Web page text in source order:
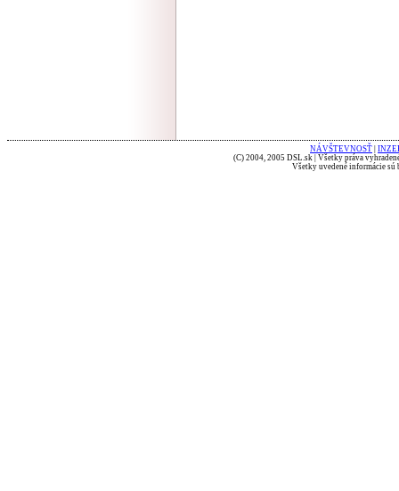
NÁVŠTEVNOSŤ
(C) 2004, 2005 DSL.sk | Všetky práva
Všetky uvedené informácie sú